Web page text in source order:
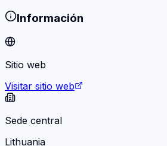
Información
Sitio web
Visitar sitio web
Sede central
Lithuania